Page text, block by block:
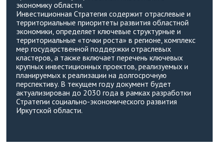
экономику области.
Инвестиционная Стратегия содержит отраслевые и
территориальные приоритеты развития областной
экономики, определяет ключевые структурные и
территориальные «точки роста» в регионе, комплекс
мер государственной поддержки отраслевых
кластеров, а также включает перечень ключевых
крупных инвестиционных проектов, реализуемых и
планируемых к реализации на долгосрочную
перспективу. В текущем году документ будет
актуализирован до 2030 года в рамках разработки
Стратегии социально-экономического развития
Иркутской области.